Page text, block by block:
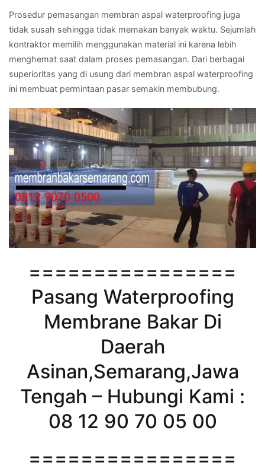
Prosedur pemasangan membran aspal waterproofing juga
tidak susah sehingga tidak memakan banyak waktu. Sejumlah
kontraktor memilih menggunakan material ini karena lebih
menghemat saat dalam proses pemasangan. Dari berbagai
superioritas yang di usung dari membran aspal waterproofing
ini membuat permintaan pasar semakin membubung.
================
Pasang Waterproofing
Membrane Bakar Di
Daerah
Asinan,Semarang,Jawa
Tengah – Hubungi Kami :
08 12 90 70 05 00
================